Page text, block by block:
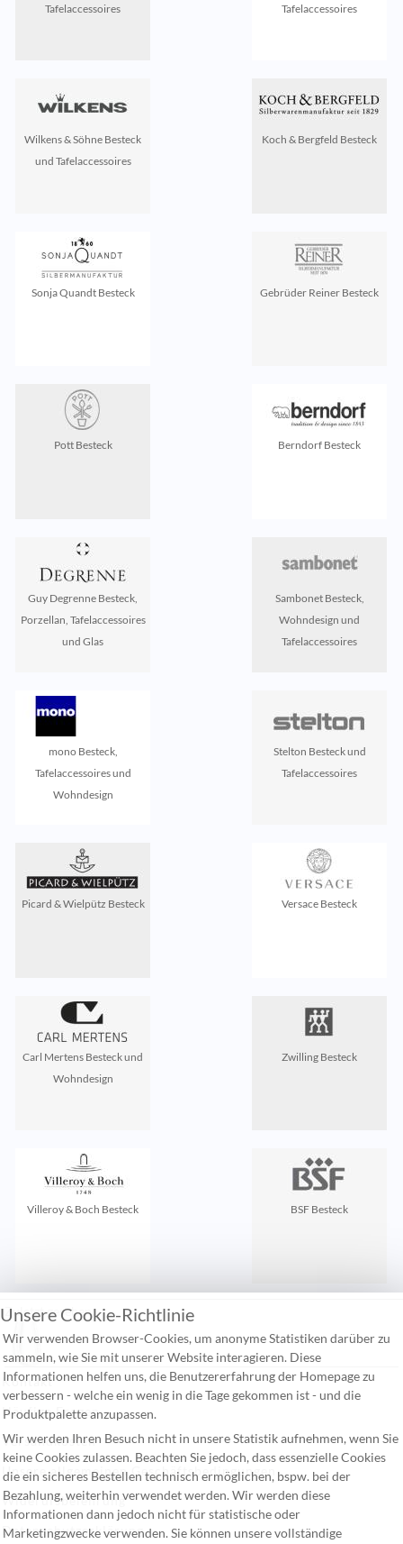
Tafelaccessoires
Tafelaccessoires
Wilkens & Söhne Besteck
und Tafelaccessoires
Koch & Bergfeld Besteck
Sonja Quandt Besteck Gebrüder Reiner Besteck
Pott Besteck Berndorf Besteck
Guy Degrenne Besteck,
Porzellan, Tafelaccessoires
und Glas
Sambonet Besteck,
Wohndesign und
Tafelaccessoires
mono Besteck,
Tafelaccessoires und
Wohndesign
Stelton Besteck und
Tafelaccessoires
Picard & Wielpütz Besteck Versace Besteck
Carl Mertens Besteck und
Wohndesign
Zwilling Besteck
Villeroy & Boch Besteck BSF Besteck
Zuletzt gesehen:
Kontakt
Häufige Fragen
Versandkosten
Unsere allgemeinen Geschäftsbedingungen
Widerufsbelehrung
Datenschutzerklärung
Unsere Cookie-Richtlinie
Wir verwenden Browser-Cookies, um anonyme Statistiken darüber zu
sammeln, wie Sie mit unserer Website interagieren. Diese
Informationen helfen uns, die Benutzererfahrung der Homepage zu
verbessern - welche ein wenig in die Tage gekommen ist - und die
Produktpalette anzupassen.
Wir werden Ihren Besuch nicht in unsere Statistik aufnehmen, wenn Sie
keine Cookies zulassen. Beachten Sie jedoch, dass essenzielle Cookies
die ein sicheres Bestellen technisch ermöglichen, bspw. bei der
Bezahlung, weiterhin verwendet werden. Wir werden diese
Informationen dann jedoch nicht für statistische oder
Marketingzwecke verwenden. Sie können unsere vollständige